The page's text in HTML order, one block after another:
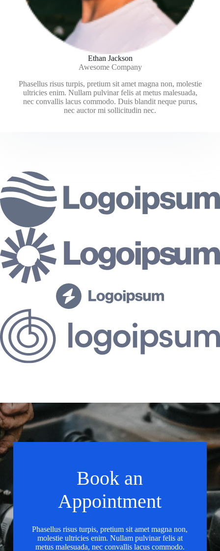
Ethan Jackson
Awesome Company
Phasellus risus turpis, pretium sit amet magna non, molestie
ultricies enim. Nullam pulvinar felis at metus malesuada,
nec convallis lacus commodo. Duis blandit neque purus,
nec auctor mi sollicitudin nec.
Book an
Appointment
Phasellus risus turpis, pretium sit amet magna non,
molestie ultricies enim. Nullam pulvinar felis at
metus malesuada, nec convallis lacus commodo.